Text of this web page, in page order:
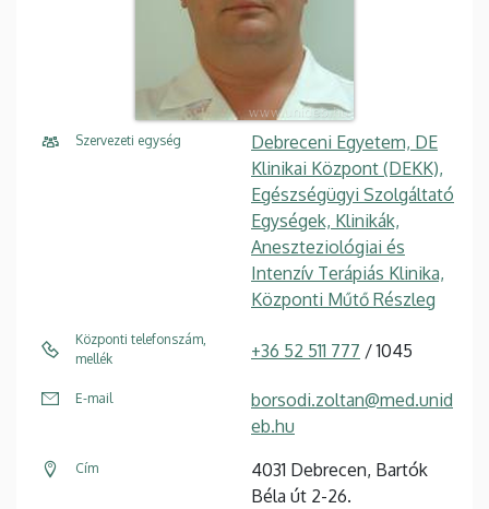
Szervezeti egység
Debreceni Egyetem, DE
Klinikai Központ (DEKK),
Egészségügyi Szolgáltató
Egységek, Klinikák,
Aneszteziológiai és
Intenzív Terápiás Klinika,
Központi Műtő Részleg
Központi telefonszám,
mellék
+36 52 511 777 / 1045
E-mail
borsodi.zoltan@med.unid
eb.hu
Cím
4031 Debrecen, Bartók
Béla út 2-26.